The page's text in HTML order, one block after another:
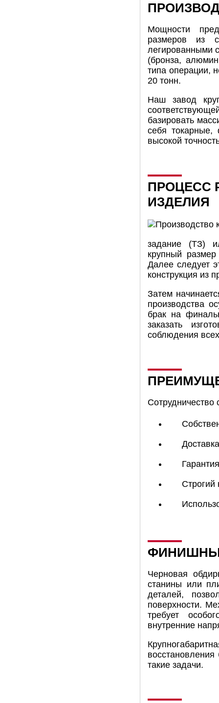
Мощности
размеров из
легированными
(бронза,
типа операции,
20 тонн.
Наш завод
базировать
себя
высокой
ПРОЦЕСС
ИЗДЕЛИЯ
задание (ТЗ)
крупный
Далее следует
конструкция из
Затем
производства
брак на
заказать
соблюдения
Строгий
Черновая
станины или
деталей,
поверхности.
требует
внутренние
такие задачи.